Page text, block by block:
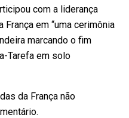
com a liderança
em “uma cerimônia
marcando o fim
Tarefa em solo
da França não